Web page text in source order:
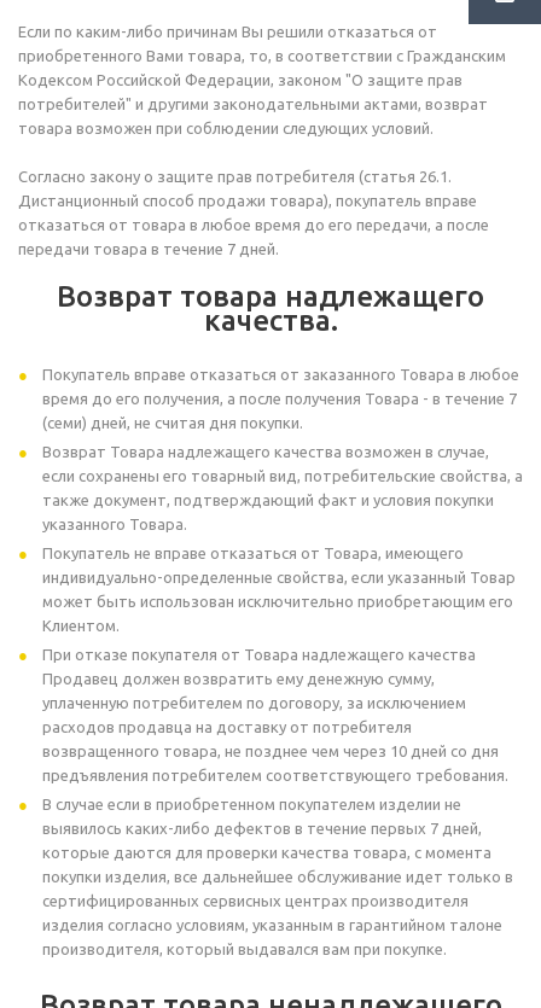
Если по каким-либо причинам Вы решили отказаться от
приобретенного Вами товара, то, в соответствии с Гражданским
Кодексом Российской Федерации, законом "О защите прав
потребителей" и другими законодательными актами, возврат
товара возможен при соблюдении следующих условий.
Согласно закону о защите прав потребителя (статья 26.1.
Дистанционный способ продажи товара), покупатель вправе
отказаться от товара в любое время до его передачи, а после
передачи товара в течение 7 дней.
Возврат товара надлежащего
качества.
Покупатель вправе отказаться от заказанного Товара в любое
время до его получения, а после получения Товара - в течение 7
(семи) дней, не считая дня покупки.
Возврат Товара надлежащего качества возможен в случае,
если сохранены его товарный вид, потребительские свойства, а
также документ, подтверждающий факт и условия покупки
указанного Товара.
Покупатель не вправе отказаться от Товара, имеющего
индивидуально-определенные свойства, если указанный Товар
может быть использован исключительно приобретающим его
Клиентом.
При отказе покупателя от Товара надлежащего качества
Продавец должен возвратить ему денежную сумму,
уплаченную потребителем по договору, за исключением
расходов продавца на доставку от потребителя
возвращенного товара, не позднее чем через 10 дней со дня
предъявления потребителем соответствующего требования.
В случае если в приобретенном покупателем изделии не
выявилось каких-либо дефектов в течение первых 7 дней,
которые даются для проверки качества товара, с момента
покупки изделия, все дальнейшее обслуживание идет только в
сертифицированных сервисных центрах производителя
изделия согласно условиям, указанным в гарантийном талоне
производителя, который выдавался вам при покупке.